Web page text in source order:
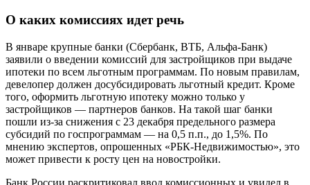
О каких комиссиях идет речь
В январе крупные банки (Сбербанк, ВТБ, Альфа-Банк)
заявили о введении комиссий для застройщиков при выдаче
ипотеки по всем льготным программам. По новым правилам,
девелопер должен досубсидировать льготный кредит. Кроме
того, оформить льготную ипотеку можно только у
застройщиков — партнеров банков. На такой шаг банки
пошли из-за снижения с 23 декабря предельного размера
субсидий по госпрограммам — на 0,5 п.п., до 1,5%. По
мнению экспертов, опрошенных «РБК-Недвижимостью», это
может привести к росту цен на новостройки.
Банк России раскритиковал ввод комиссионных и увидел в